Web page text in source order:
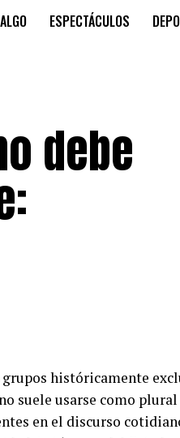
ESPECTÁCULOS
debe
históricamente
suele usarse como plural
en el discurso